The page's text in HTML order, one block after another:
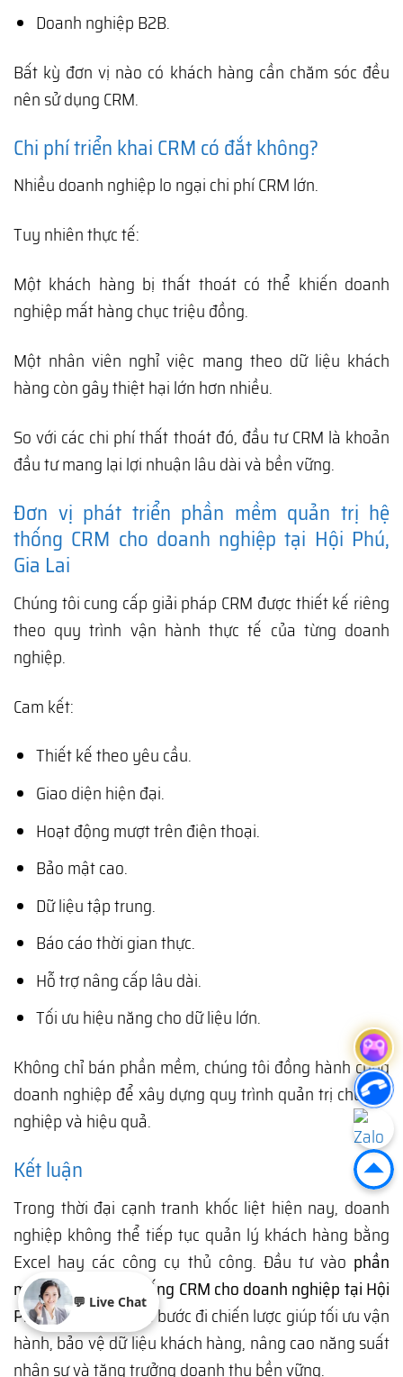
Doanh nghiệp B2B.
Bất kỳ đơn vị nào có khách hàng cần chăm sóc đều
nên sử dụng CRM.
Chi phí triển khai CRM có đắt không?
Nhiều doanh nghiệp lo ngại chi phí CRM lớn.
Tuy nhiên thực tế:
Một khách hàng bị thất thoát có thể khiến doanh
nghiệp mất hàng chục triệu đồng.
Một nhân viên nghỉ việc mang theo dữ liệu khách
hàng còn gây thiệt hại lớn hơn nhiều.
So với các chi phí thất thoát đó, đầu tư CRM là khoản
đầu tư mang lại lợi nhuận lâu dài và bền vững.
Đơn vị phát triển phần mềm quản trị hệ
thống CRM cho doanh nghiệp tại Hội Phú,
Gia Lai
Chúng tôi cung cấp giải pháp CRM được thiết kế riêng
theo quy trình vận hành thực tế của từng doanh
nghiệp.
Cam kết:
Thiết kế theo yêu cầu.
Giao diện hiện đại.
Hoạt động mượt trên điện thoại.
Bảo mật cao.
Dữ liệu tập trung.
Báo cáo thời gian thực.
Hỗ trợ nâng cấp lâu dài.
Tối ưu hiệu năng cho dữ liệu lớn.
Không chỉ bán phần mềm, chúng tôi đồng hành cùng
doanh nghiệp để xây dựng quy trình quản trị chuyên
nghiệp và hiệu quả.
Kết luận
Trong thời đại cạnh tranh khốc liệt hiện nay, doanh
nghiệp không thể tiếp tục quản lý khách hàng bằng
Excel hay các công cụ thủ công. Đầu tư vào phần
mềm quản trị hệ thống CRM cho doanh nghiệp tại Hội
Phú, Gia Laichính là bước đi chiến lược giúp tối ưu vận
hành, bảo vệ dữ liệu khách hàng, nâng cao năng suất
nhân sự và tăng trưởng doanh thu bền vững.
💬 Live Chat